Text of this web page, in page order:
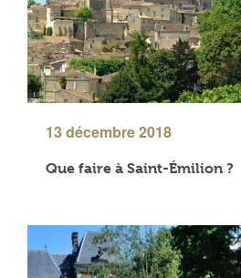
13 décembre 2018
Que faire à Saint-Émilion ?